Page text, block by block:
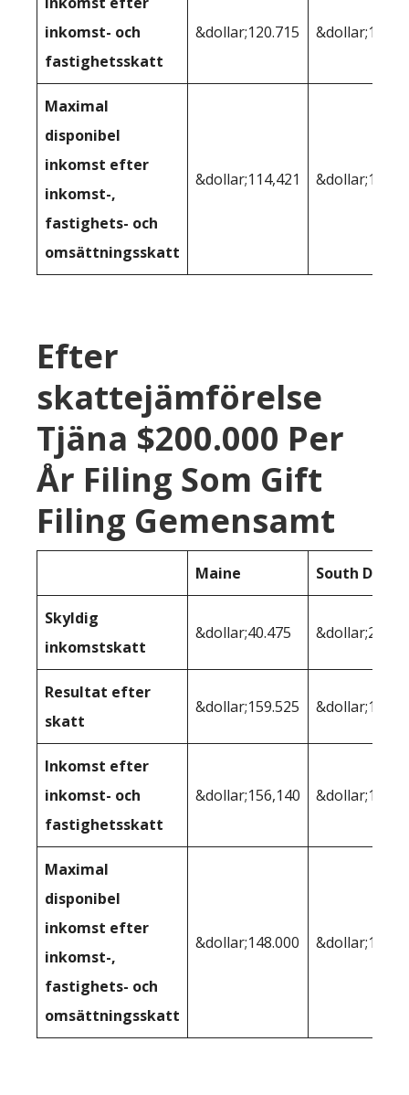
inkomst- och
fastighetsskatt
&dollar;120.715
Maximal
disponibel
inkomst efter
inkomst-,
fastighets- och
omsättningsskatt
&dollar;114,421
Efter
skattejämförelse
Tjäna $200.000 Per
År Filing Som Gift
Filing Gemensamt
Maine South
Skyldig
inkomstskatt
&dollar;40.475
Resultat efter
skatt
&dollar;159.525
Inkomst efter
inkomst- och
fastighetsskatt
&dollar;156,140
Maximal
disponibel
inkomst efter
inkomst-,
fastighets- och
omsättningsskatt
&dollar;148.000